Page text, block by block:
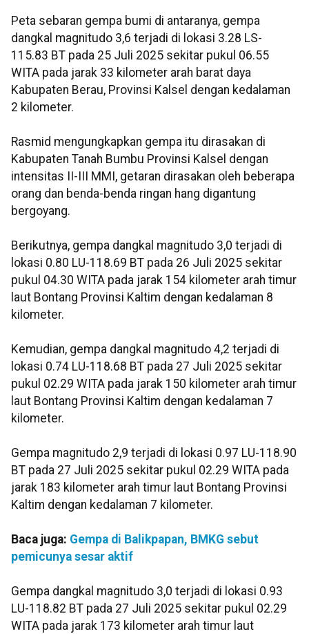
Peta sebaran gempa bumi di antaranya, gempa
dangkal magnitudo 3,6 terjadi di lokasi 3.28 LS-
115.83 BT pada 25 Juli 2025 sekitar pukul 06.55
WITA pada jarak 33 kilometer arah barat daya
Kabupaten Berau, Provinsi Kalsel dengan kedalaman
2 kilometer.
Rasmid mengungkapkan gempa itu dirasakan di
Kabupaten Tanah Bumbu Provinsi Kalsel dengan
intensitas II-III MMI, getaran dirasakan oleh beberapa
orang dan benda-benda ringan hang digantung
bergoyang.
Berikutnya, gempa dangkal magnitudo 3,0 terjadi di
lokasi 0.80 LU-118.69 BT pada 26 Juli 2025 sekitar
pukul 04.30 WITA pada jarak 154 kilometer arah timur
laut Bontang Provinsi Kaltim dengan kedalaman 8
kilometer.
Kemudian, gempa dangkal magnitudo 4,2 terjadi di
lokasi 0.74 LU-118.68 BT pada 27 Juli 2025 sekitar
pukul 02.29 WITA pada jarak 150 kilometer arah timur
laut Bontang Provinsi Kaltim dengan kedalaman 7
kilometer.
Gempa magnitudo 2,9 terjadi di lokasi 0.97 LU-118.90
BT pada 27 Juli 2025 sekitar pukul 02.29 WITA pada
jarak 183 kilometer arah timur laut Bontang Provinsi
Kaltim dengan kedalaman 7 kilometer.
Baca juga: Gempa di Balikpapan, BMKG sebut
pemicunya sesar aktif
Gempa dangkal magnitudo 3,0 terjadi di lokasi 0.93
LU-118.82 BT pada 27 Juli 2025 sekitar pukul 02.29
WITA pada jarak 173 kilometer arah timur laut